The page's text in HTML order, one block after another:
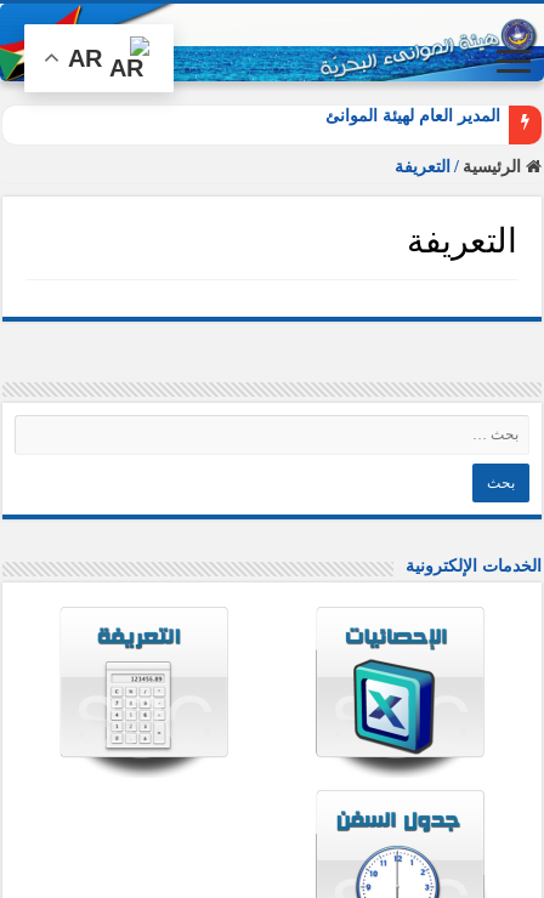
المدير العام لهيئة الموانئ البحرية
الرئيسية / التعريفة
التعريفة
الخدمات الإلكترونية
AR